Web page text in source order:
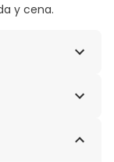
y cena.
vulgare
cyminum